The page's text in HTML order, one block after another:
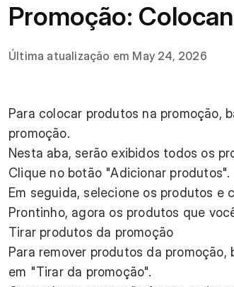
Promoção:
Última atualização em May 24, 2026
Para colocar produtos na promoção,
promoção.
Nesta aba, serão exibidos todos os
Clique no botão "Adicionar produtos".
Em seguida, selecione os produtos e
Prontinho, agora os produtos que
Tirar produtos da promoção
Para remover produtos da
em "Tirar da promoção".